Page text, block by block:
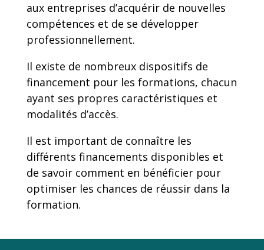
aux entreprises d’acquérir de nouvelles
compétences et de se développer
professionnellement.
Il existe de nombreux dispositifs de
financement pour les formations, chacun
ayant ses propres caractéristiques et
modalités d’accès.
Il est important de connaître les
différents financements disponibles et
de savoir comment en bénéficier pour
optimiser les chances de réussir dans la
formation.